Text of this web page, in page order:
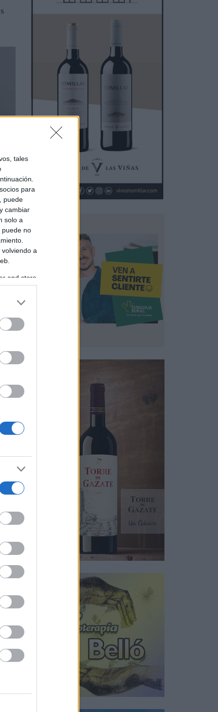
tales
para
puede
cambiar
solo a
puede no
a
and store
grant or